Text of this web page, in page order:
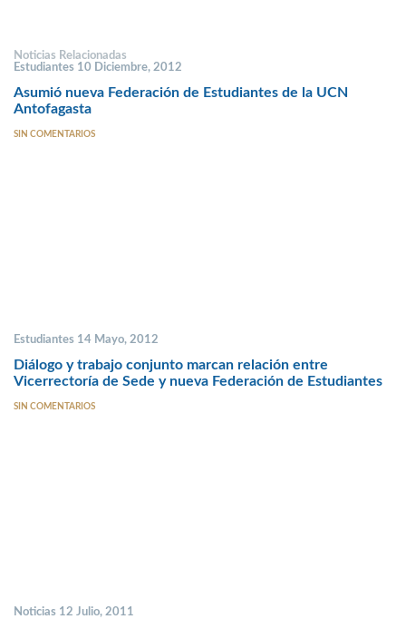
Noticias Relacionadas
Estudiantes 10 Diciembre, 2012
Asumió nueva Federación de Estudiantes de la UCN
Antofagasta
SIN COMENTARIOS
Estudiantes 14 Mayo, 2012
Diálogo y trabajo conjunto marcan relación entre
Vicerrectoría de Sede y nueva Federación de Estudiantes
SIN COMENTARIOS
Noticias 12 Julio, 2011